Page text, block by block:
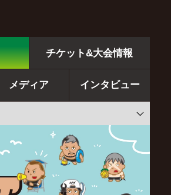
チケット&大会情報
メディア インタビュー